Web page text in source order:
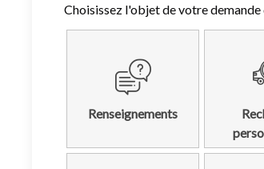
Choisissez l'objet de votre
Renseignements